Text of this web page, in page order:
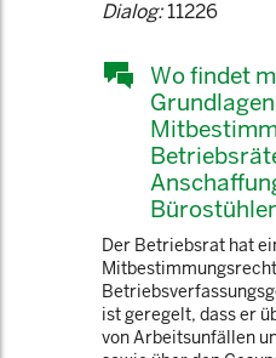
Dialog:11226
Wo findet
Der Betriebsrat hat
ist geregelt, dass er
von Arbeitsunfällen